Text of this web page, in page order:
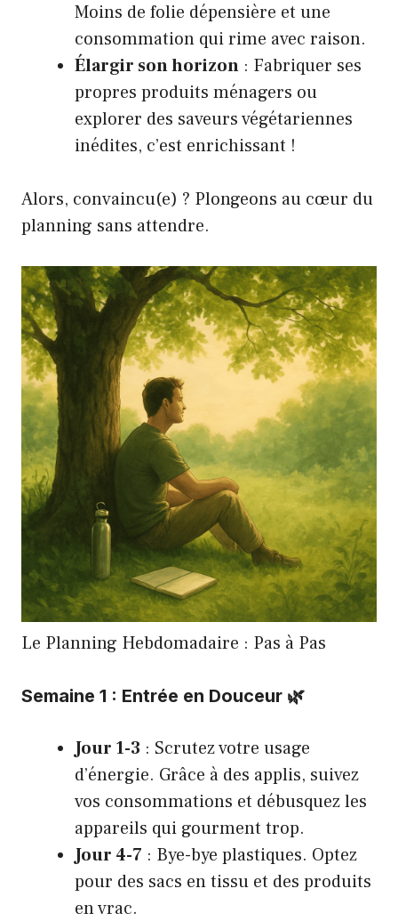
Moins de folie dépensière et une
consommation qui rime avec raison.
Élargir son horizon : Fabriquer ses
propres produits ménagers ou
explorer des saveurs végétariennes
inédites, c’est enrichissant !
Alors, convaincu(e) ? Plongeons au cœur du
planning sans attendre.
Le Planning Hebdomadaire : Pas à Pas
Semaine 1 : Entrée en Douceur 🌿
Jour 1-3 : Scrutez votre usage
d’énergie. Grâce à des applis, suivez
vos consommations et débusquez les
appareils qui gourment trop.
Jour 4-7 : Bye-bye plastiques. Optez
pour des sacs en tissu et des produits
en vrac.